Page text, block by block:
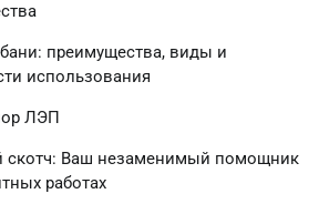
преимущества, виды и
использования
ЛЭП
скотч: Ваш незаменимый помощник
работах